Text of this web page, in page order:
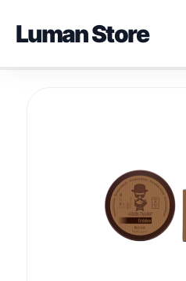
Luman Store